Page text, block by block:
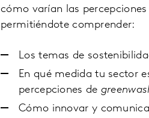
cómo varían las
permitiéndote comprender:
Los temas de
En qué medida tu sector
percepciones de
Cómo innovar y